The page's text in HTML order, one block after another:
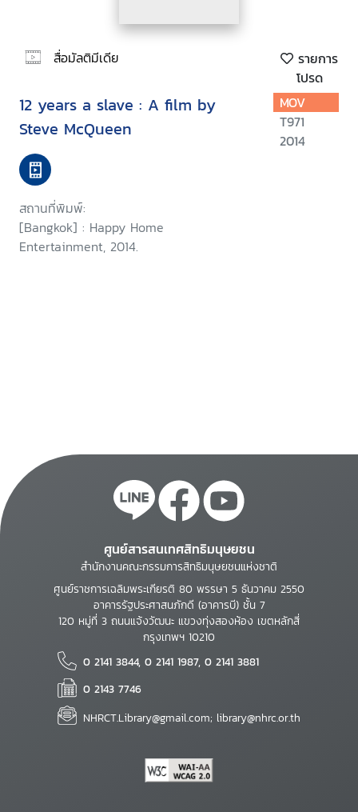
สื่อมัลติมีเดีย
รายการ
โปรด
12 years a slave : A film by
Steve McQueen
สถานที่พิมพ์:
[Bangkok] : Happy Home
Entertainment, 2014.
MOV
T971
2014
ศูนย์สารสนเทศสิทธิมนุษยชน
สำนักงานคณะกรรมการสิทธิมนุษยชนแห่งชาติ
ศูนย์ราชการเฉลิมพระเกียรติ 80 พรรษา 5 ธันวาคม 2550
อาคารรัฐประศาสนภักดี (อาคารบี) ชั้น 7
120 หมู่ที่ 3 ถนนแจ้งวัฒนะ แขวงทุ่งสองห้อง เขตหลักสี่
กรุงเทพฯ 10210
0 2141 3844, 0 2141 1987, 0 2141 3881
0 2143 7746
NHRCT.Library@gmail.com; library@nhrc.or.th